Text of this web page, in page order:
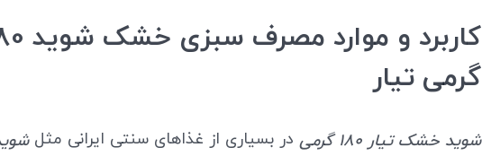
کاربرد و موارد
گرمی تیار
شوید خشک تیار 180 گرمی در بسیاری از غذاهای سنتی ایرانی مثل